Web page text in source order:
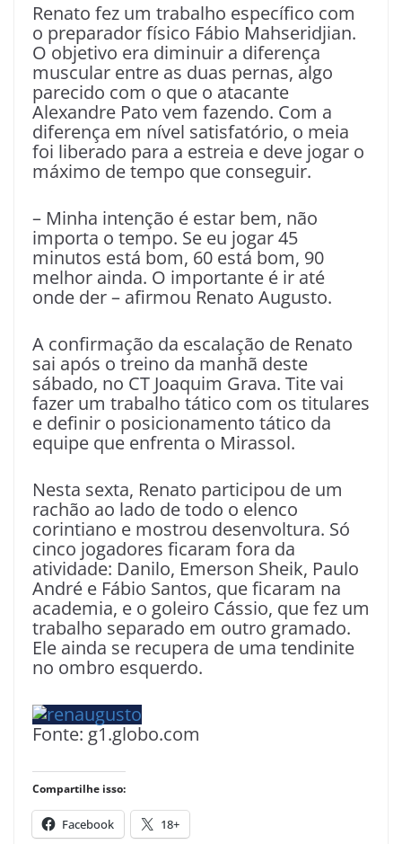
Renato fez um trabalho específico com
o preparador físico Fábio Mahseridjian.
O objetivo era diminuir a diferença
muscular entre as duas pernas, algo
parecido com o que o atacante
Alexandre Pato vem fazendo. Com a
diferença em nível satisfatório, o meia
foi liberado para a estreia e deve jogar o
máximo de tempo que conseguir.
– Minha intenção é estar bem, não
importa o tempo. Se eu jogar 45
minutos está bom, 60 está bom, 90
melhor ainda. O importante é ir até
onde der – afirmou Renato Augusto.
A confirmação da escalação de Renato
sai após o treino da manhã deste
sábado, no CT Joaquim Grava. Tite vai
fazer um trabalho tático com os titulares
e definir o posicionamento tático da
equipe que enfrenta o Mirassol.
Nesta sexta, Renato participou de um
rachão ao lado de todo o elenco
corintiano e mostrou desenvoltura. Só
cinco jogadores ficaram fora da
atividade: Danilo, Emerson Sheik, Paulo
André e Fábio Santos, que ficaram na
academia, e o goleiro Cássio, que fez um
trabalho separado em outro gramado.
Ele ainda se recupera de uma tendinite
no ombro esquerdo.
Fonte: g1.globo.com
Compartilhe isso:
Facebook 18+